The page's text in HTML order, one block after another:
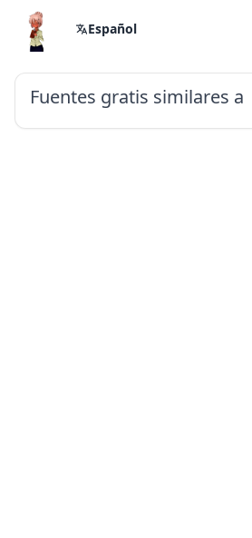
Español
Fuentes gratis similares a